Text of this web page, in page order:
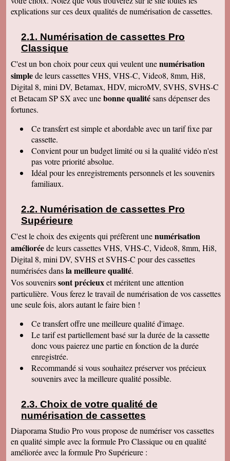
Le service aux clients est un art Mme Masse
est une artiste qui aime son métier et se soucie
Denise J
Merci pour votre très agréable numérisation sur
facilement. J'ai déménagé en Résidence
autonomie et trouvé quelqu'un pour la lancer sur
l'écran. Mais c'était simple et évident, avec un
peu de courage et de réflexion j'y serai
parvenue. Tout fonctionne, facile d'accès.
Merci. Je garde vos coordonnées. Bien
Bernard G
Pour votre livre d'or : J'ai oublié ou plutôt remis
à plus tard ce que je devais vous écrire après
avoir reçu le disque dur. Pardonnez ma
négligence. Je tiens à vous redire toute ma
satisfaction, pour le travail accompli, mais aussi
vous remercier pour la qualité de votre relation
avec vos clients, ce qui constitue au final une
pour votre entreprise. Bien cordialement
Claudine T
de déballer et de picorer d'une cassette à l'autre.
Merci pour le travail. Nos souvenirs sont sauvés
: une grande joie pour mes enfants et mes
petits enfants. Je vous recommanderais dans
mon entourage pour votre sérieux. Merci
encore.
Aurélie V
Bonjour Sandrine !! J'ai mis du temps pour vous
écrire un commentaire très positif car nous
Merveilleux travail !!! Les films sont super !!
Excellente qualité d'images malgré l'âge des K7
:) Vous êtes une personne de confiance et je
suis heureuse de vous avoir confié les vidéos
de ma Maman décédée !! Je vous recommande
vraiment !! Prenez bien soin de vous !! Au
plaisir
Gislaine P
pas que ça rendrait aussi bien du fait que mes
cassettes sont vieilles plus de 30 ans ! Je vais
parler de vous à ma soeur qui a des cassettes a
copier aussi sur des cd. Bonne journée
Félix F.
explications sur ces deux qualités de numérisation de cassettes.
Numérisation de cassettes Pro
Classique
C'est un bon choix pour ceux qui veulent unenumérisation
simplede leurs cassettes VHS, VHS-C, Video8, 8mm, Hi8,
Digital 8, mini DV, Betamax, HDV, microMV, SVHS, SVHS-C
et Betacam SP SX avec unebonne qualitésans dépenser des
fortunes.
Ce transfertest simple et abordable avec un tarif fixe par
cassette.
Convient pour un budget limité ou si la qualité vidéo n'est
pas votre priorité absolue.
Idéal pour les enregistrements personnels et les souvenirs
familiaux.
Numérisation de cassettes Pro
Supérieure
C'est le choix des exigents qui préfèrent unenumérisation
amélioréede leurs cassettes VHS, VHS-C, Video8, 8mm, Hi8,
Digital 8, mini DV, SVHS et SVHS-C pour des cassettes
numérisées dansla meilleure qualité.
Vos souvenirssont précieuxet méritent une attention
particulière. Vous ferez le travail de numérisation de vos cassettes
une seule fois, alors autant le faire bien !
Ce transfertoffre une meilleure qualité d'image.
Le tarif est partiellement basé sur la durée de la cassette
donc vous paierez une partie en fonction de la durée
enregistrée.
Recommandé si vous souhaitez préserver vos précieux
souvenirs avec la meilleure qualité possible.
Choix de votre qualité de
numérisation de cassettes
Diaporama Studio Pro vous propose de numériser vos cassettes
en qualité simple avec la formule Pro Classique ou en qualité
améliorée avec la formule Pro Supérieure :